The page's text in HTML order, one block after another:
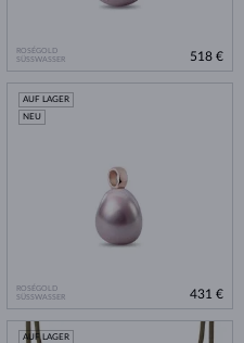
ROSÉGOLD
SÜSSWASSER
518 €
ROSÉGOLD
SÜSSWASSER
AUF LAGER
NEU
431 €
AUF LAGER